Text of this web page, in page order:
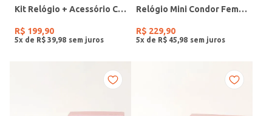
Kit Relógio + Acessório Condor Feminino PRATA
R$ 199,90
5x de R$ 39 98
Relógio Mini Condor Feminino DOURADO
R$ 229,90
5x de R$ 45 98